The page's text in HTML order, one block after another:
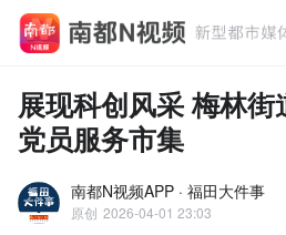
展现科创风采 梅林
党员服务市集
南都N视频APP · 福田大件事
原创 2026-04-01 23:03